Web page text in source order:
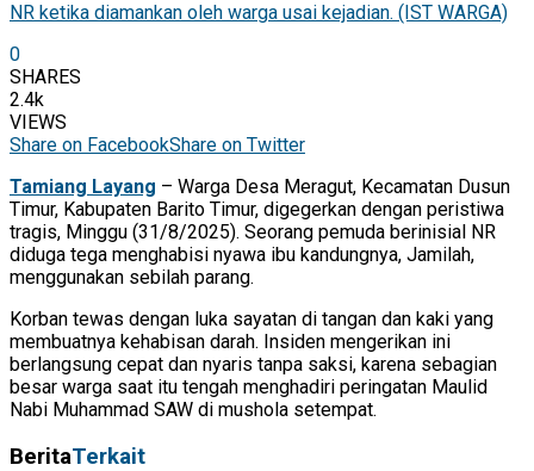
NR ketika diamankan oleh warga usai kejadian. (IST WARGA)
0
SHARES
2.4k
VIEWS
Share on FacebookShare on Twitter
Tamiang Layang – Warga Desa Meragut, Kecamatan Dusun
Timur, Kabupaten Barito Timur, digegerkan dengan peristiwa
tragis, Minggu (31/8/2025). Seorang pemuda berinisial NR
diduga tega menghabisi nyawa ibu kandungnya, Jamilah,
menggunakan sebilah parang.
Korban tewas dengan luka sayatan di tangan dan kaki yang
membuatnya kehabisan darah. Insiden mengerikan ini
berlangsung cepat dan nyaris tanpa saksi, karena sebagian
besar warga saat itu tengah menghadiri peringatan Maulid
Nabi Muhammad SAW di mushola setempat.
BeritaTerkait